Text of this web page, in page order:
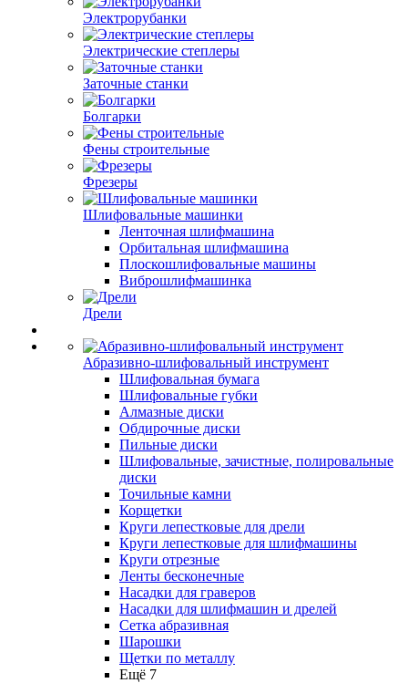
Электрорубанки
Электрические степлеры
Заточные станки
Болгарки
Фены строительные
Фрезеры
Шлифовальные машинки
Ленточная шлифмашина
Орбитальная шлифмашина
Плоскошлифовальные машины
Виброшлифмашинка
Дрели
Абразивно-шлифовальный инструмент
Шлифовальная бумага
Шлифовальные губки
Алмазные диски
Обдирочные диски
Пильные диски
Шлифовальные, зачистные, полировальные
диски
Точильные камни
Корщетки
Круги лепестковые для дрели
Круги лепестковые для шлифмашины
Круги отрезные
Ленты бесконечные
Насадки для граверов
Насадки для шлифмашин и дрелей
Сетка абразивная
Шарошки
Щетки по металлу
Ещё 7